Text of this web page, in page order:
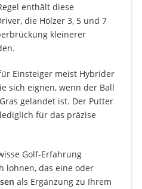
enthält diese
die Hölzer 3, 5 und 7
kleinerer
Einsteiger meist Hybrider
sich eignen, wenn der Ball
gelandet ist. Der Putter
für das präzise
Golf-Erfahrung
lohnen, das eine oder
als Ergänzung zu Ihrem